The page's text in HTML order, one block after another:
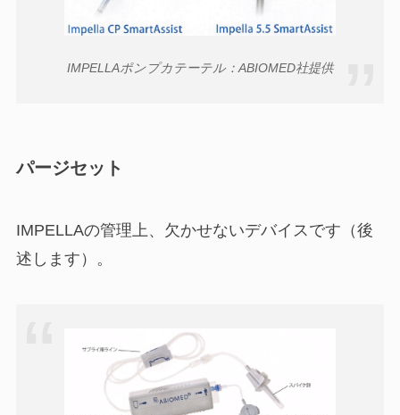
IMPELLAポンプカテーテル：ABIOMED社提供
パージセット
IMPELLAの管理上、欠かせないデバイスです（後
述します）。